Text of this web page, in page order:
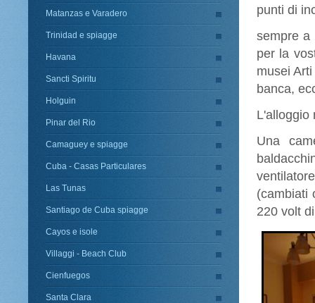
Matanzas e Varadero
Trinidad e spiagge
Havana
Sancti Spiritu
Holguin
Pinar del Rio
Camaguey e spiagge
Cuba - Casas Particulares
Las Tunas
Santiago de Cuba spiagge
Cayos e isole
Villaggi - Beach Club
Cienfuegos
Santa Clara
punti di
sempre a
per la
musei
banca,
L'alloggio
Una
(cambiati
220 ​​volt